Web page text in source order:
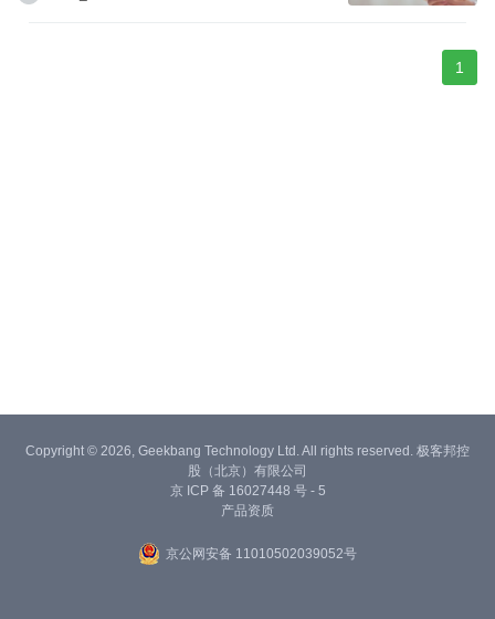
1
Copyright © 2026, Geekbang Technology Ltd. All rights reserved. 极客邦控
股（北京）有限公司
京 ICP 备 16027448 号 - 5
产品资质
京公网安备 11010502039052号